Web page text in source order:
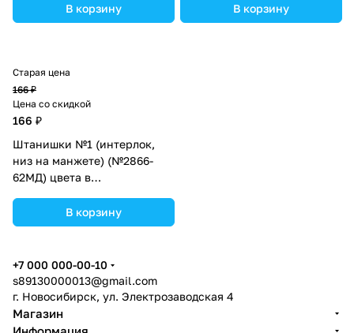
В корзину В корзину
Старая цена
166 ₽
Цена со скидкой
166 ₽
Штанишки №1 (интерлок,
низ на манжете) (№2866-
62МД) цвета в
В корзину
+7 000 000-00-10
s89130000013@gmail.com
г. Новосибирск, ул. Электрозаводская 4
Магазин